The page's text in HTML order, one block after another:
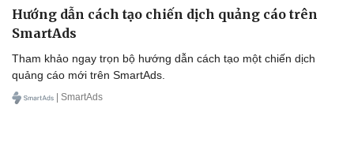
Hướng dẫn cách tạo chiến dịch quảng cáo trên
SmartAds
Tham khảo ngay trọn bộ hướng dẫn cách tạo một chiến dịch
quảng cáo mới trên SmartAds.
| SmartAds